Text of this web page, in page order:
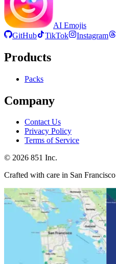
AI Emojis
GitHub
TikTok Instagram
Products
Packs
Company
Contact Us
Privacy Policy
Terms of Service
© 2026 851 Inc.
Crafted with care in San Francisco